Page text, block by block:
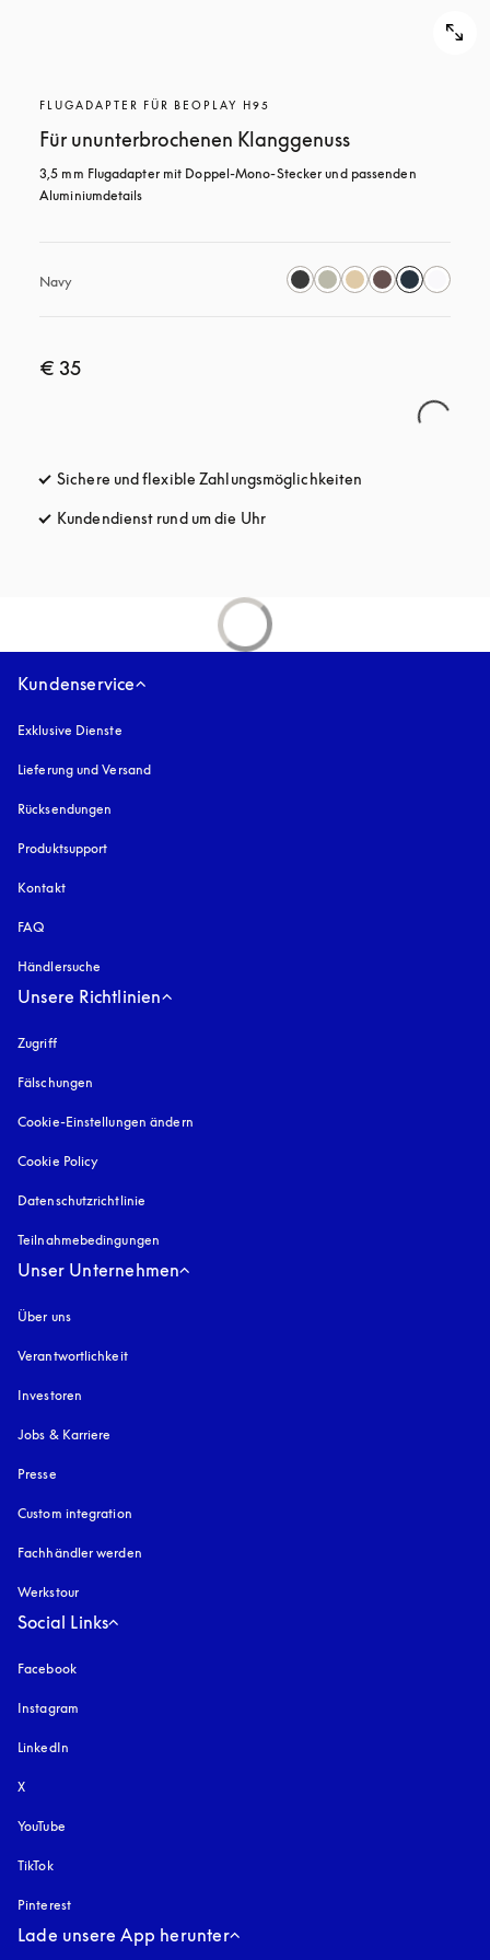
FLUGADAPTER FÜR BEOPLAY H95
Für ununterbrochenen Klanggenuss
3,5 mm Flugadapter mit Doppel-Mono-Stecker und passenden
Aluminiumdetails
Navy
€ 35
Sichere und flexible Zahlungsmöglichkeiten
Kundendienst rund um die Uhröffnet sich in einem neuen Tab
Kundenservice
Exklusive Dienste
Lieferung und Versand
Rücksendungen
Produktsupport
Kontakt
FAQ
Händlersuche
Unsere Richtlinien
Zugrifföffnet sich in einem neuen Tab
Fälschungen
Cookie-Einstellungen ändern
Cookie Policy
Datenschutzrichtlinie
Teilnahmebedingungen
Unser Unternehmen
Über uns
Verantwortlichkeit
Investoren
Jobs & Karriere
Presse
Custom integration
Fachhändler werden
Werkstour
Social Links
Facebook
Instagram
LinkedIn
X
YouTube
TikTok
Pinterest
Lade unsere App herunter